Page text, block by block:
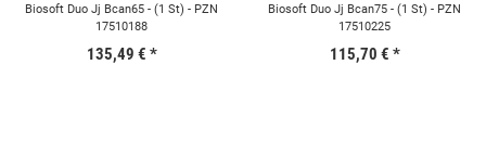
Biosoft Duo Jj Bcan65 - (1 St) - PZN
17510188
135,49 € *
Biosoft Duo Jj Bcan75 - (1 St) - PZN
17510225
115,70 € *